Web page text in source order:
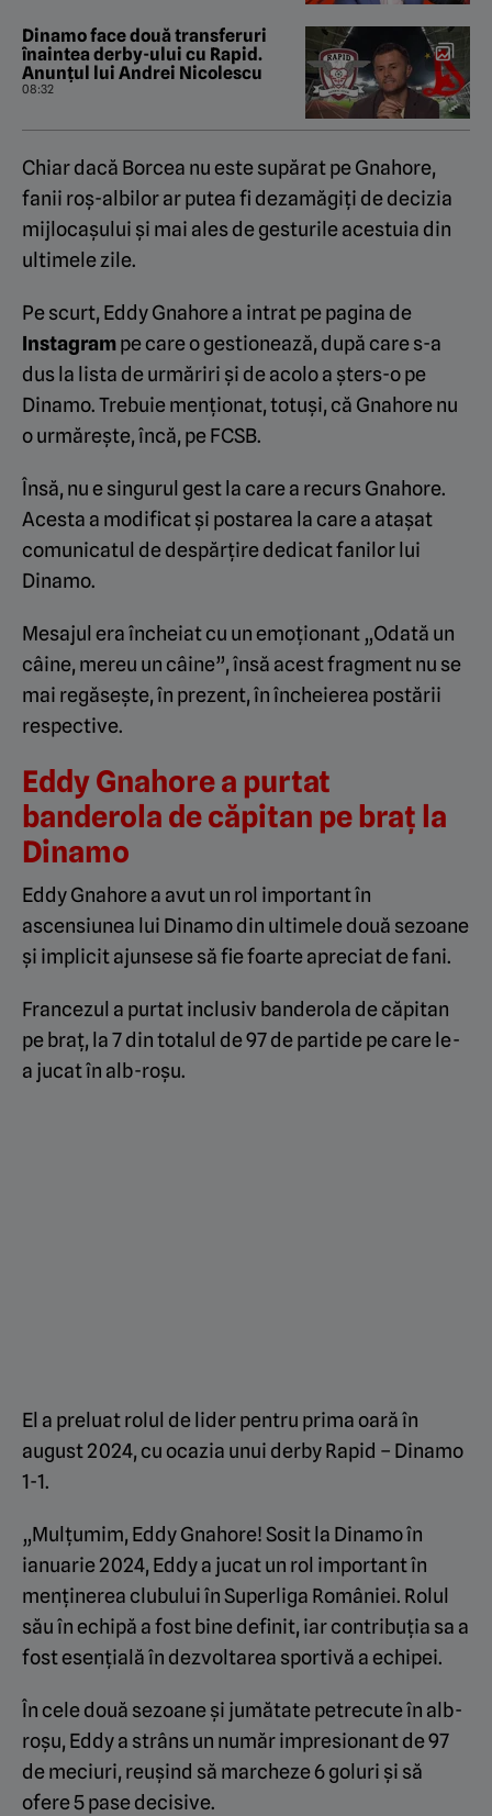
Dinamo face două transferuri
înaintea derby-ului cu Rapid.
Anunțul lui Andrei Nicolescu
08:32
Chiar dacă Borcea nu este supărat pe Gnahore,
fanii roș-albilor ar putea fi dezamăgiți de decizia
mijlocașului și mai ales de gesturile acestuia din
ultimele zile.
Pe scurt, Eddy Gnahore a intrat pe pagina de
Instagrampe care o gestionează, după care s-a
dus la lista de urmăriri și de acolo a șters-o pe
Dinamo. Trebuie menționat, totuși, că Gnahore nu
o urmărește, încă, pe FCSB.
Însă, nu e singurul gest la care a recurs Gnahore.
Acesta a modificat și postarea la care a atașat
comunicatul de despărțire dedicat fanilor lui
Dinamo.
Mesajul era încheiat cu un emoționant „Odată un
câine, mereu un câine”, însă acest fragment nu se
mai regăsește, în prezent, în încheierea postării
respective.
Eddy Gnahore a purtat
banderola de căpitan pe braț la
Dinamo
Eddy Gnahore a avut un rol important în
ascensiunea lui Dinamo din ultimele două sezoane
și implicit ajunsese să fie foarte apreciat de fani.
Francezul a purtat inclusiv banderola de căpitan
pe braț, la 7 din totalul de 97 de partide pe care le-
a jucat în alb-roșu.
El a preluat rolul de lider pentru prima oară în
august 2024, cu ocazia unui derby Rapid – Dinamo
1-1.
„Mulțumim, Eddy Gnahore! Sosit la Dinamo în
ianuarie 2024, Eddy a jucat un rol important în
menținerea clubului în Superliga României. Rolul
său în echipă a fost bine definit, iar contribuția sa a
fost esențială în dezvoltarea sportivă a echipei.
În cele două sezoane și jumătate petrecute în alb-
roșu, Eddy a strâns un număr impresionant de 97
de meciuri, reușind să marcheze 6 goluri și să
ofere 5 pase decisive.